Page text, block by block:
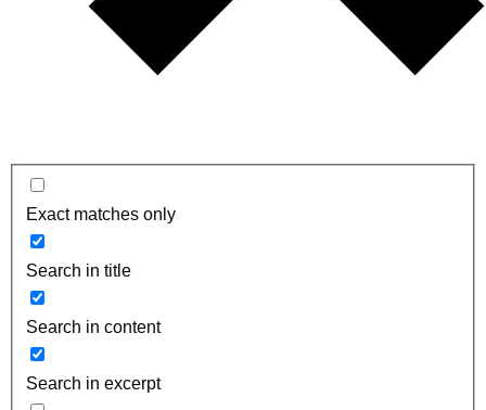
Exact matches only
Search in title
Search in content
Search in excerpt